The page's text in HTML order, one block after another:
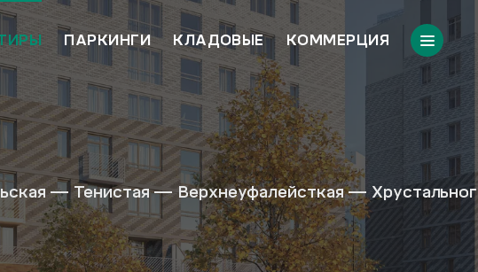
ПАРКИНГИ КЛАДОВЫЕ КОММЕРЦИЯ
— Тенистая — Верхнеуфалейсткая —